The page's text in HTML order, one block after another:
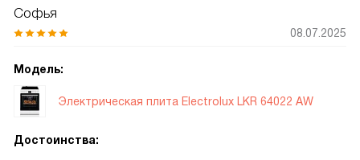
Софья
08.07.2025
Модель:
Электрическая плита Electrolux LKR 64022 AW
Достоинства: